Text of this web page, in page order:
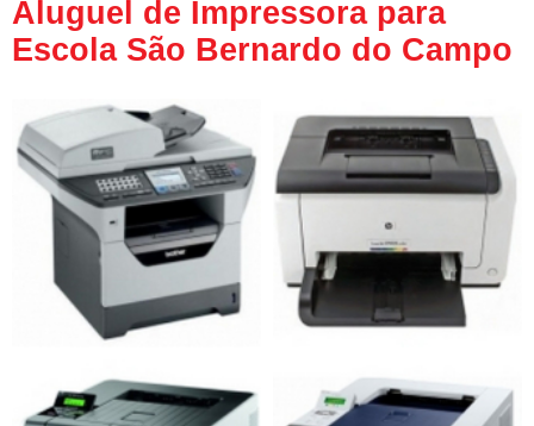
Aluguel de Impressora para
Escola São Bernardo do Campo